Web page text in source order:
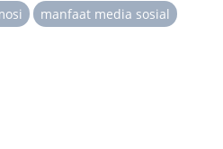
manfaat media sosial